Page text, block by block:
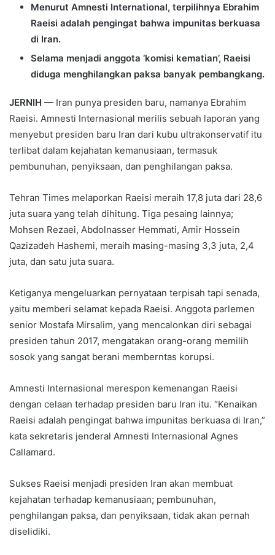
Menurut Amnesti International, terpilihnya Ebrahim
Raeisi adalah pengingat bahwa impunitas berkuasa
di Iran.
Selama menjadi anggota ‘komisi kematian’, Raeisi
diduga menghilangkan paksa banyak pembangkang.
JERNIH — Iran punya presiden baru, namanya Ebrahim
Raeisi. Amnesti Internasional merilis sebuah laporan yang
menyebut presiden baru Iran dari kubu ultrakonservatif itu
terlibat dalam kejahatan kemanusiaan, termasuk
pembunuhan, penyiksaan, dan penghilangan paksa.
Tehran Times melaporkan Raeisi meraih 17,8 juta dari 28,6
juta suara yang telah dihitung. Tiga pesaing lainnya;
Mohsen Rezaei, Abdolnasser Hemmati, Amir Hossein
Qazizadeh Hashemi, meraih masing-masing 3,3 juta, 2,4
juta, dan satu juta suara.
Ketiganya mengeluarkan pernyataan terpisah tapi senada,
yaitu memberi selamat kepada Raeisi. Anggota parlemen
senior Mostafa Mirsalim, yang mencalonkan diri sebagai
presiden tahun 2017, mengatakan orang-orang memilih
sosok yang sangat berani memberntas korupsi.
Amnesti Internasional merespon kemenangan Raeisi
dengan celaan terhadap presiden baru Iran itu. “Kenaikan
Raeisi adalah pengingat bahwa impunitas berkuasa di Iran,”
kata sekretaris jenderal Amnesti Internasional Agnes
Callamard.
Sukses Raeisi menjadi presiden Iran akan membuat
kejahatan terhadap kemanusiaan; pembunuhan,
penghilangan paksa, dan penyiksaan, tidak akan pernah
diselidiki.